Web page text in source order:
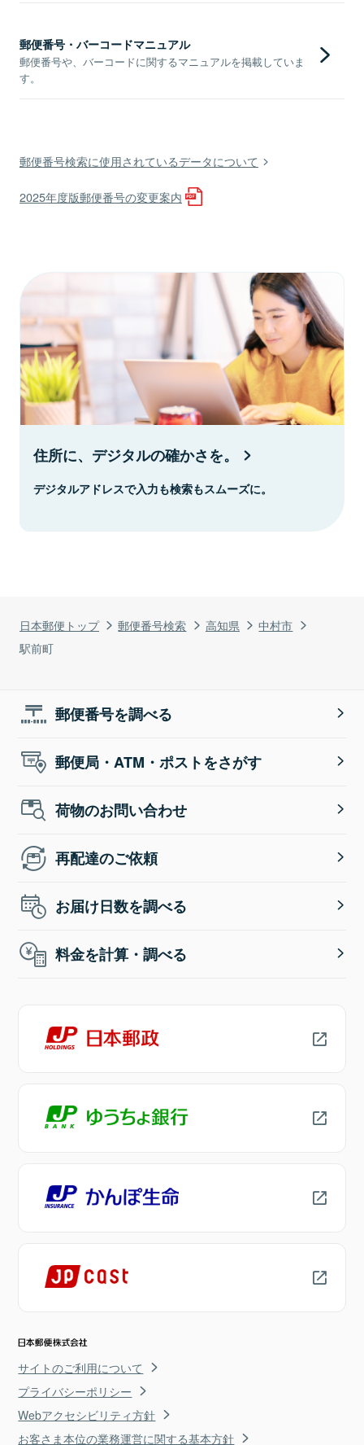
日本郵便トップ 郵便番号検索 高知県
中村市
駅前町
郵便番号・バーコードマニュアル
郵便番号や、バーコードに関するマニュアルを掲載していま
す。
郵便番号検索に使用されているデータについて
2025年度版郵便番号の変更案内
住所に、デジタルの確かさを。
デジタルアドレスで入力も検索もスムーズに。
郵便番号を調べる
郵便局・ATM・ポストをさがす
荷物のお問い合わせ
再配達のご依頼
お届け日数を調べる
料金を計算・調べる
サイトのご利用について
プライバシーポリシー
Webアクセシビリティ方針
お客さま本位の業務運営に関する基本方針